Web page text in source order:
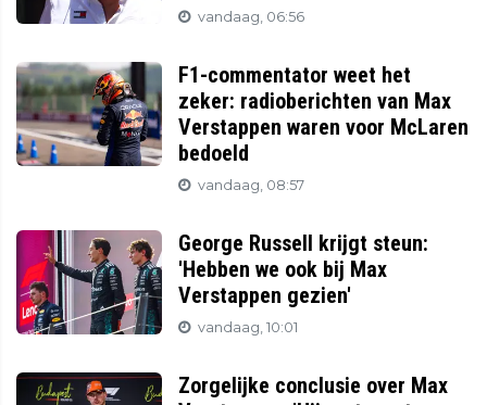
vandaag, 06:56
F1-commentator weet het
zeker: radioberichten van Max
Verstappen waren voor McLaren
bedoeld
vandaag, 08:57
George Russell krijgt steun:
'Hebben we ook bij Max
Verstappen gezien'
vandaag, 10:01
Zorgelijke conclusie over Max